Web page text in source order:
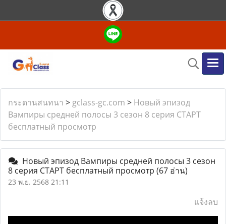
กระดานสนทนา > gclass-gc.com > Новый эпизод
Вампиры средней полосы 3 сезон 8 серия СТАРТ
бесплатный просмотр
Новый эпизод Вампиры средней полосы 3 сезон
8 серия СТАРТ бесплатный просмотр (67 อ่าน)
23 พ.ย. 2568 21:11
แจ้งลบ